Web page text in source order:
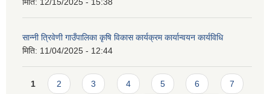
मिति: 12/15/2025 - 15:38
सान्नी त्रिवेणी गाउँपालिका कृषि विकास कार्यक्रम कार्यान्वयन कार्यविधि
मिति: 11/04/2025 - 12:44
Pages
1 2 3 4 5 6 7